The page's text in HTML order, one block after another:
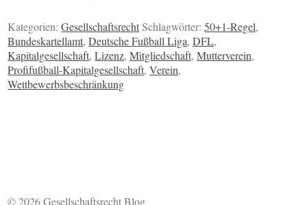
Kategorien:GesellschaftsrechtSchlagwörter:50+1-Regel,
Bundeskartellamt,Deutsche Fußball Liga,DFL,
Kapitalgesellschaft,Lizenz,Mitgliedschaft,Mutterverein,
Profifußball-Kapitalgesellschaft,Verein,
Wettbewerbsbeschränkung
© 2026 Gesellschaftsrecht Blog